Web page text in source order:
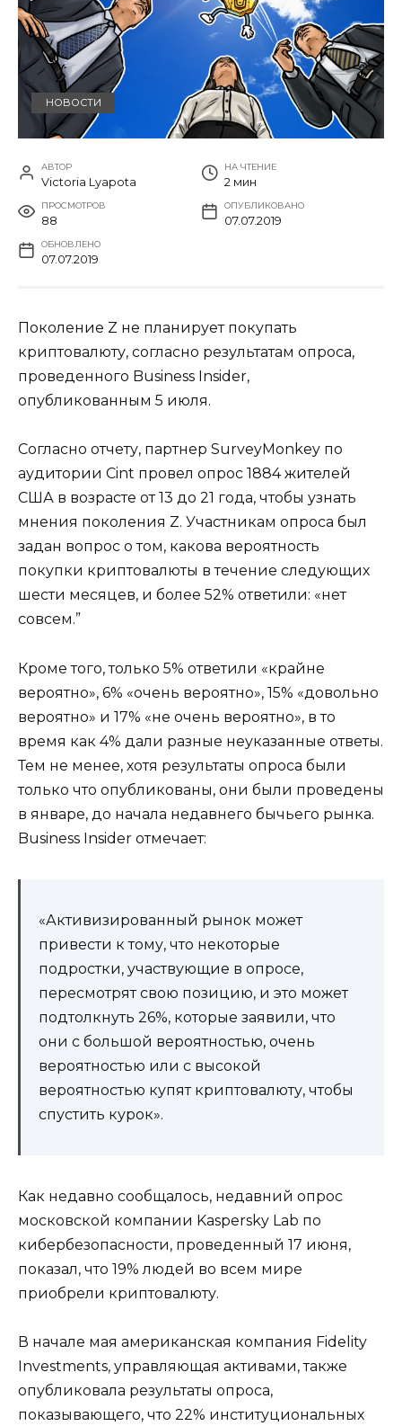
НОВОСТИ
АВТОР
Victoria Lyapota
НА ЧТЕНИЕ
2 мин
ПРОСМОТРОВ
88
ОПУБЛИКОВАНО
07.07.2019
ОБНОВЛЕНО
07.07.2019
Поколение Z не планирует покупать
криптовалюту, согласно результатам опроса,
проведенного Business Insider,
опубликованным 5 июля.
Согласно отчету, партнер SurveyMonkey по
аудитории Cint провел опрос 1884 жителей
США в возрасте от 13 до 21 года, чтобы узнать
мнения поколения Z. Участникам опроса был
задан вопрос о том, какова вероятность
покупки криптовалюты в течение следующих
шести месяцев, и более 52% ответили: «нет
совсем.”
Кроме того, только 5% ответили «крайне
вероятно», 6% «очень вероятно», 15% «довольно
вероятно» и 17% «не очень вероятно», в то
время как 4% дали разные неуказанные ответы.
Тем не менее, хотя результаты опроса были
только что опубликованы, они были проведены
в январе, до начала недавнего бычьего рынка.
Business Insider отмечает:
«Активизированный рынок может
привести к тому, что некоторые
подростки, участвующие в опросе,
пересмотрят свою позицию, и это может
подтолкнуть 26%, которые заявили, что
они с большой вероятностью, очень
вероятностью или с высокой
вероятностью купят криптовалюту, чтобы
спустить курок».
Как недавно сообщалось, недавний опрос
московской компании Kaspersky Lab по
кибербезопасности, проведенный 17 июня,
показал, что 19% людей во всем мире
приобрели криптовалюту.
В начале мая американская компания Fidelity
Investments, управляющая активами, также
опубликовала результаты опроса,
показывающего, что 22% институциональных